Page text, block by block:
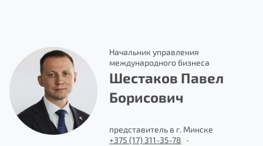
Начальник управления
международного бизнеса
Шестаков Павел
Борисович
представитель в г. Минске
+375 (17) 311-35-78 •
Отправить
Номер телефона